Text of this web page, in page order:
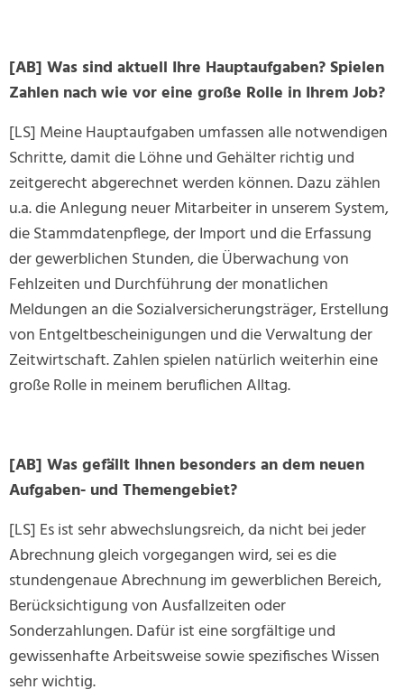
[AB] Was sind aktuell Ihre Hauptaufgaben? Spielen
Zahlen nach wie vor eine große Rolle in Ihrem Job?
[LS] Meine Hauptaufgaben umfassen alle notwendigen
Schritte, damit die Löhne und Gehälter richtig und
zeitgerecht abgerechnet werden können. Dazu zählen
u.a. die Anlegung neuer Mitarbeiter in unserem System,
die Stammdatenpflege, der Import und die Erfassung
der gewerblichen Stunden, die Überwachung von
Fehlzeiten und Durchführung der monatlichen
Meldungen an die Sozialversicherungsträger, Erstellung
von Entgeltbescheinigungen und die Verwaltung der
Zeitwirtschaft. Zahlen spielen natürlich weiterhin eine
große Rolle in meinem beruflichen Alltag.
[AB] Was gefällt Ihnen besonders an dem neuen
Aufgaben- und Themengebiet?
[LS] Es ist sehr abwechslungsreich, da nicht bei jeder
Abrechnung gleich vorgegangen wird, sei es die
stundengenaue Abrechnung im gewerblichen Bereich,
Berücksichtigung von Ausfallzeiten oder
Sonderzahlungen. Dafür ist eine sorgfältige und
gewissenhafte Arbeitsweise sowie spezifisches Wissen
sehr wichtig.